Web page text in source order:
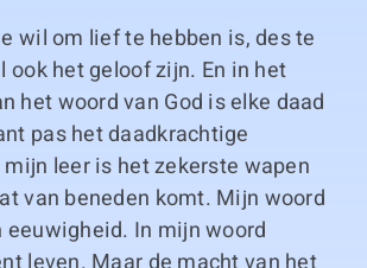
wil om lief te hebben is, des te
ook het geloof zijn. En in het
het woord van God is elke daad
pas het daadkrachtige
leer is het zekerste wapen
van beneden komt. Mijn woord
eeuwigheid. In mijn woord